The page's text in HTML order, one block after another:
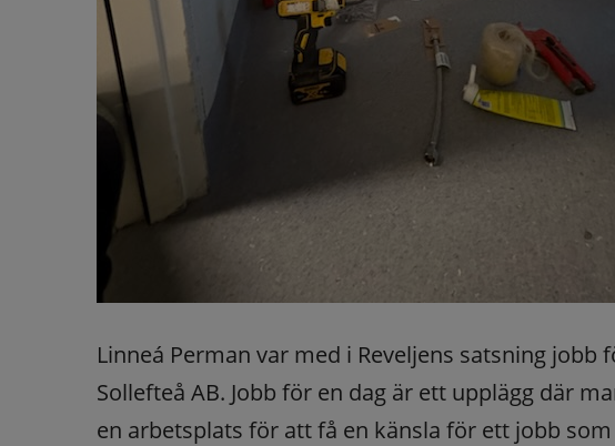
Linneá Perman var med i Reveljens satsning jobb
Sollefteå AB. Jobb för en dag är ett upplägg där
en arbetsplats för att få en känsla för ett jobb